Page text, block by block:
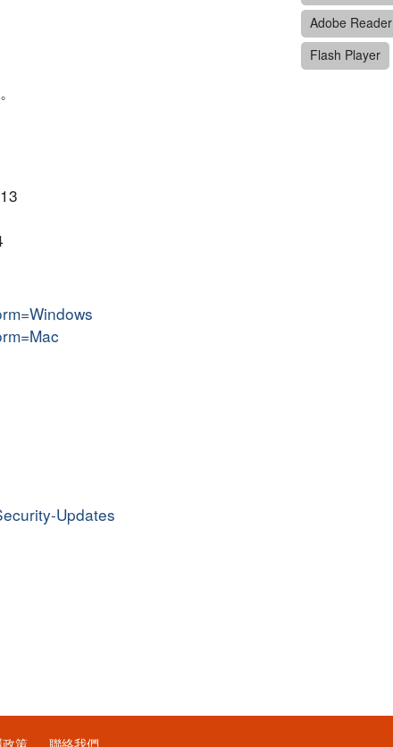
Updates
Adobe Reader
Flash Player
策 聯絡我們